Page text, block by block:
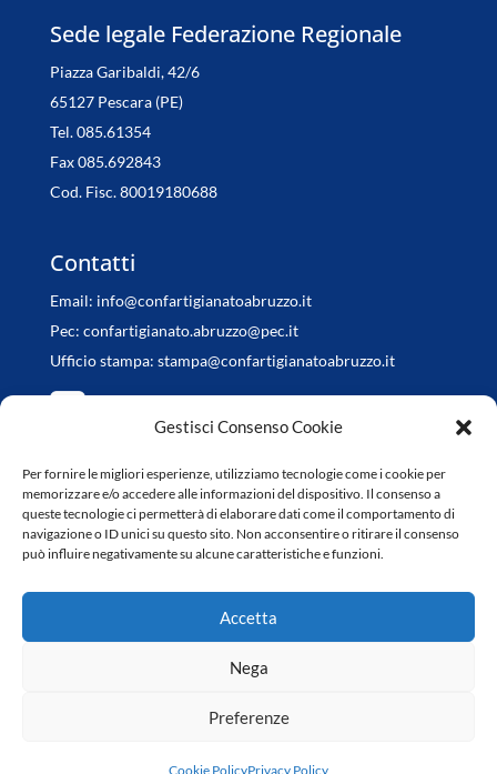
Gestisci Consenso Cookie
Per fornire le migliori esperienze, utilizziamo tecnologie come i cookie per
memorizzare e/o accedere alle informazioni del dispositivo. Il consenso a
queste tecnologie ci permetterà di elaborare dati come il comportamento di
navigazione o ID unici su questo sito. Non acconsentire o ritirare il consenso
può influire negativamente su alcune caratteristiche e funzioni.
Accetta
Nega
Preferenze
Cookie PolicyPrivacy Policy
Sede legale Federazione Regionale
Piazza Garibaldi, 42/6
65127 Pescara (PE)
Tel. 085.61354
Fax 085.692843
Cod. Fisc. 80019180688
Contatti
Email: info@confartigianatoabruzzo.it
Pec: confartigianato.abruzzo@pec.it
Ufficio stampa: stampa@confartigianatoabruzzo.it
Orari di apertura
da Lunedì a Venerdì
8.30-13.00 / 14.30-18.00
Genesi.it|Privacy Policy|Cookie Policy